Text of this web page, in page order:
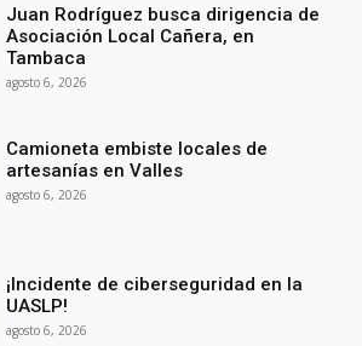
Juan Rodríguez busca dirigencia de
Asociación Local Cañera, en
Tambaca
agosto 6, 2026
Camioneta embiste locales de
artesanías en Valles
agosto 6, 2026
¡Incidente de ciberseguridad en la
UASLP!
agosto 6, 2026